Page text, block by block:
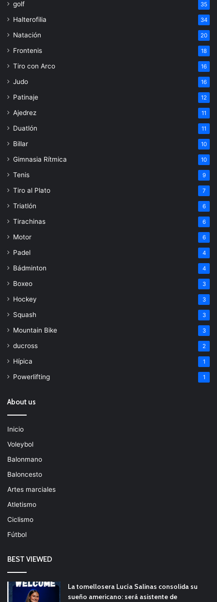
golf 35
Halterofilia 34
Natación 20
Frontenis 18
Tiro con Arco 16
Judo 16
Patinaje 12
Ajedrez 11
Duatlón 11
Billar 10
Gimnasia Rítmica 10
Tenis 9
Tiro al Plato 7
Triatlón 6
Tirachinas 6
Motor 6
Padel 4
Bádminton 4
Boxeo 3
Hockey 3
Squash 3
Mountain Bike 3
ducross 2
Hípica 1
Powerlifting 1
About us
Inicio
Voleybol
Balonmano
Baloncesto
Artes marciales
Atletismo
Ciclismo
Fútbol
BEST VIEWED
La tomellosera Lucía Salinas consolida su
sueño americano: será asistente de